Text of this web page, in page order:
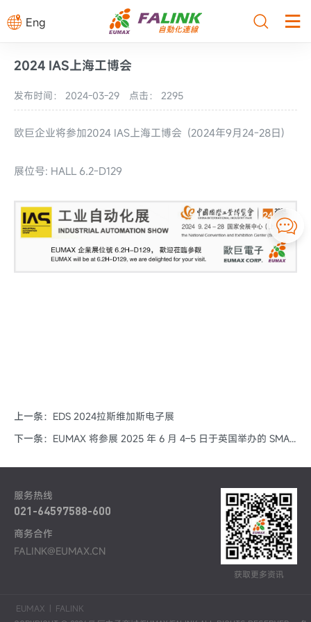
 Eng 


2024 IAS上海工博会
发布时间： 2024-03-29 点击： 2295
欧巨企业将参加2024 IAS上海工博会 (2024年9月24-28日)
展位号: HALL 6.2-D129
上一条： EDS 2024拉斯维加斯电子展
下一条： EUMAX 将参展 2025 年 6 月 4–5 日于英国举办的 SMART MANUFACTURING 展会
服务热线
021-64597588-600
商务合作
FALINK@EUMAX.CN
获取更多资讯
EUMAX | FALINK